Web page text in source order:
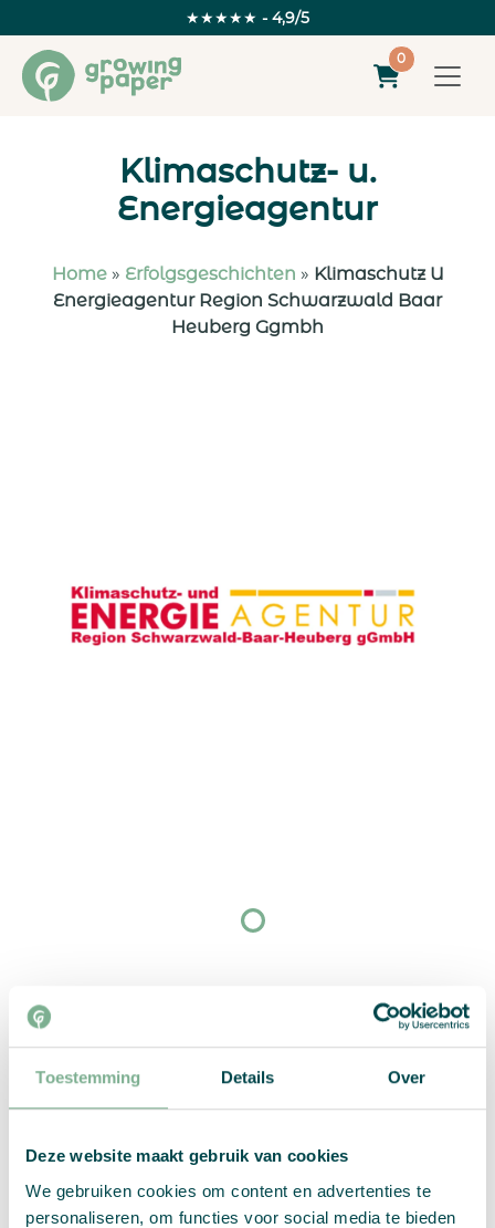
Toestemming Details Over
Deze website maakt gebruik van cookies
We gebruiken cookies om content en advertenties te
personaliseren, om functies voor social media te bieden
★★★★★ - 4,9/5
0
Klimaschutz- u.
Energieagentur
Home» Erfolgsgeschichten » Klimaschutz U
Energieagentur Region Schwarzwald Baar
Heuberg Ggmbh
Schwarzwald-Baar-Heuberg gGmbH